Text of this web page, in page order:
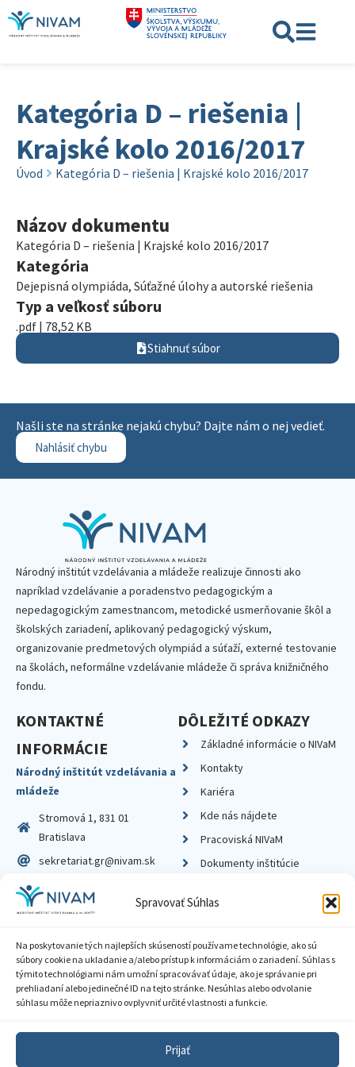
Spravovať Súhlas
Na poskytovanie tých najlepších skúseností používame technológie, ako sú
súbory cookie na ukladanie a/alebo prístup k informáciám o zariadení. Súhlas s
týmito technológiami nám umožní spracovávať údaje, ako je správanie pri
prehliadaní alebo jedinečné ID na tejto stránke. Nesúhlas alebo odvolanie
súhlasu môže nepriaznivo ovplyvniť určité vlastnosti a funkcie.
Prijať
Kategória D – riešenia |
Krajské kolo 2016/2017
Úvod Kategória D – riešenia | Krajské kolo 2016/2017
Názov dokumentu
Kategória D – riešenia | Krajské kolo 2016/2017
Kategória
Dejepisná olympiáda, Súťažné úlohy a autorské riešenia
Typ a veľkosť súboru
.pdf | 78,52 KB
Stiahnuť súbor
Našli ste na stránke nejakú chybu? Dajte nám o nej vedieť.
Nahlásiť chybu
Národný inštitút vzdelávania a mládeže realizuje činnosti ako
napríklad vzdelávanie a poradenstvo pedagogickým a
nepedagogickým zamestnancom, metodické usmerňovanie škôl a
školských zariadení, aplikovaný pedagogický výskum,
organizovanie predmetových olympiád a súťaží, externé testovanie
na školách, neformálne vzdelávanie mládeže či správa knižničného
fondu.
KONTAKTNÉ
INFORMÁCIE
Národný inštitút vzdelávania a
mládeže
Stromová 1, 831 01
Bratislava
sekretariat.gr@nivam.sk
IČO: 00164348
DIČ: 2020798714
DÔLEŽITÉ ODKAZY
Základné informácie o NIVaM
Kontakty
Kariéra
Kde nás nájdete
Pracoviská NIVaM
Dokumenty inštitúcie
Zásady ochrany súkromia
Sprístupnenie informácií